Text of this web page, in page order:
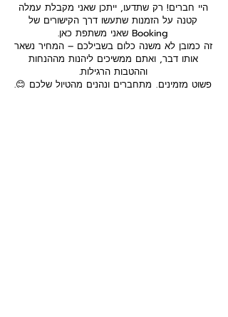
היי חברים! רק שתדעו, ייתכן שאני מקבלת עמלה
קטנה על הזמנות שתעשו דרך הקישורים של
Booking שאני משתפת כאן.
זה כמובן לא משנה כלום בשבילכם – המחיר נשאר
אותו דבר, ואתם ממשיכים ליהנות מההנחות
וההטבות הרגילות.
פשוט מזמינים, מתחברים ונהנים מהטיול שלכם 😊.